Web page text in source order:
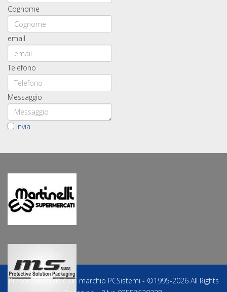
Cognome
email
Telefono
Messaggio
Invia
PresenzeFacili® è un marchio PCSistemi - ©1995-2026 All Rights